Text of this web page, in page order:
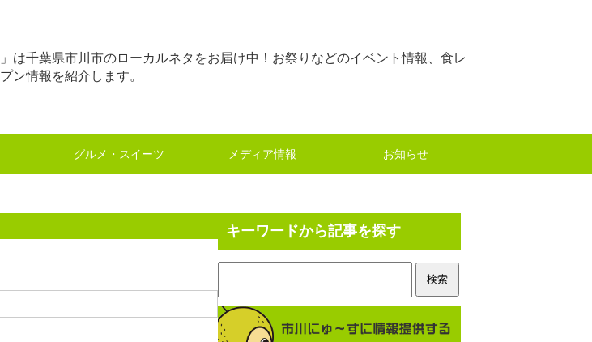
」は千葉県市川市のローカルネタをお届け中！お祭りなどのイベント情報、食レ
ン情報を紹介します。
グルメ・スイーツ メディア情報 お知らせ
キーワードから記事を探す